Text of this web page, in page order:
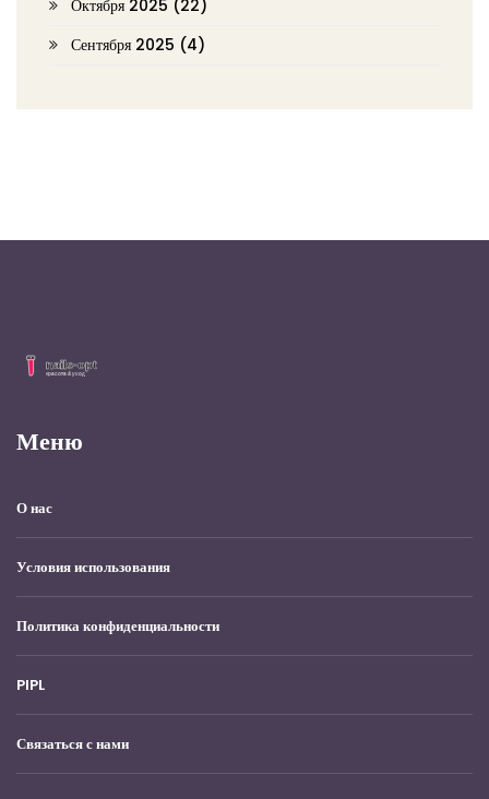
Октября 2025 (22)
Сентября 2025 (4)
Меню
О нас
Условия использования
Политика конфиденциальности
PIPL
Связаться с нами